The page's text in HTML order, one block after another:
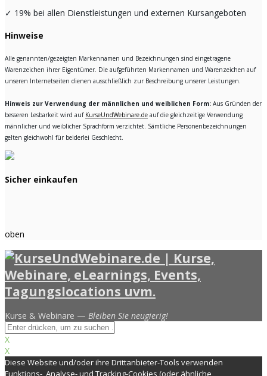
✓ 19% bei allen Dienstleistungen und externen Kursangeboten
Hinweise
Alle genannten/gezeigten Markennamen und Bezeichnungen sind eingetragene
Warenzeichen ihrer Eigentümer. Die aufgeführten Markennamen und Warenzeichen auf
unseren Internetseiten dienen ausschließlich zur Beschreibung unserer Leistungen.
Hinweis zur Verwendung der männlichen und weiblichen Form: Aus Gründen der
besseren Lesbarkeit wird auf KurseUndWebinare.de auf die gleichzeitige Verwendung
männlicher und weiblicher Sprachform verzichtet. Sämtliche Personenbezeichnungen
gelten gleichwohl für beiderlei Geschlecht.
Sicher einkaufen
oben
Kurse & Webinare — Bleiben Sie neugierig!
X
X
Diese Website und/oder ihre Drittanbieter-Tools verwenden